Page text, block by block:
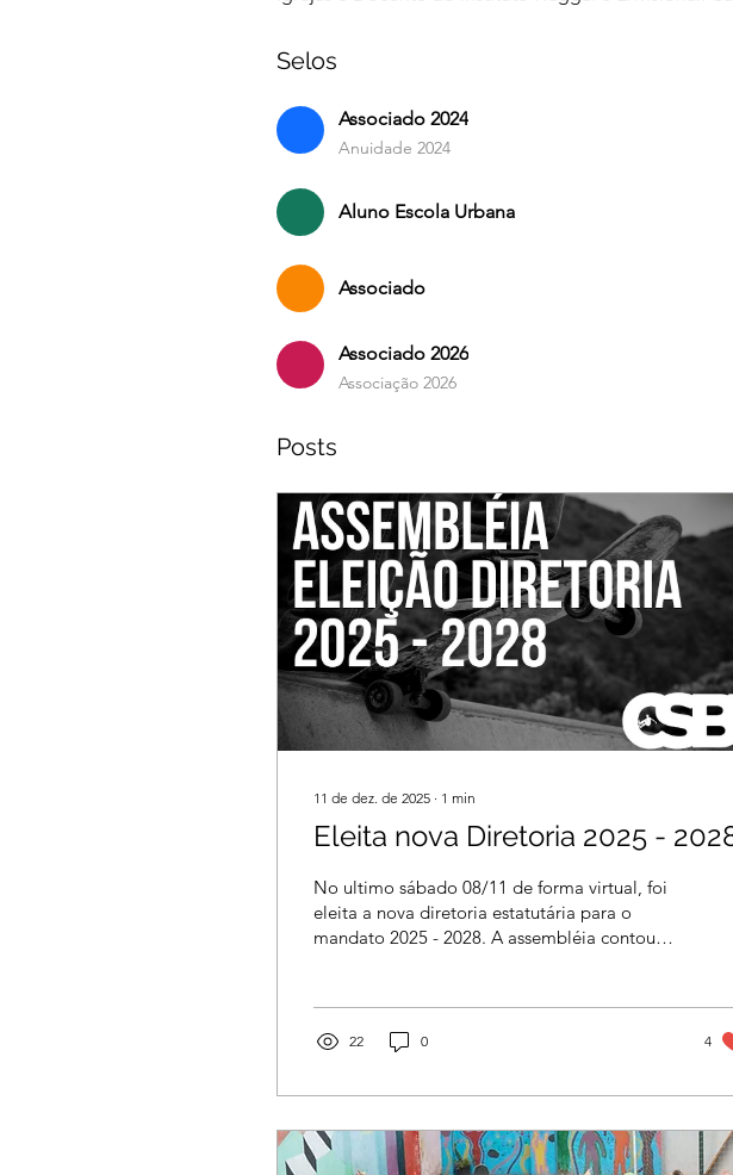
Selos
Associado 2024
Anuidade 2024
Aluno Escola Urbana
Associado
Associado 2026
Associação 2026
Posts
11 de dez. de 2025 ∙ 1 min
Eleita nova Diretoria 2025 -
No ultimo sábado 08/11 de forma virtual, foi
eleita a nova diretoria estatutária para o
mandato 2025 - 2028. A assembléia contou
estatuto também sofreu alteração, onde se lia
"Associação dos skatistas cristãos do Brasil",
eventos e desenvolvendo conteúdo escrito e
audivisual. Foram...
22 0 4